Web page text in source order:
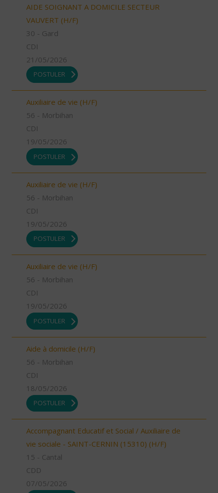
AIDE SOIGNANT A DOMICILE SECTEUR
VAUVERT (H/F)
30 - Gard
CDI
21/05/2026
POSTULER
Auxiliaire de vie (H/F)
56 - Morbihan
CDI
19/05/2026
POSTULER
Auxiliaire de vie (H/F)
56 - Morbihan
CDI
19/05/2026
POSTULER
Auxiliaire de vie (H/F)
56 - Morbihan
CDI
19/05/2026
POSTULER
Aide à domicile (H/F)
56 - Morbihan
CDI
18/05/2026
POSTULER
Accompagnant Educatif et Social / Auxiliaire de
vie sociale - SAINT-CERNIN (15310) (H/F)
15 - Cantal
CDD
07/05/2026